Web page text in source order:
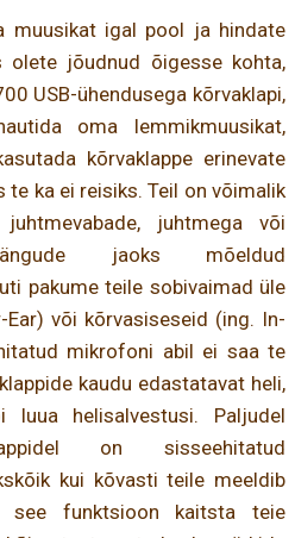
muusikat igal pool ja hindate
olete jõudnud õigesse kohta,
USB-ühendusega kõrvaklapi,
oma lemmikmuusikat,
kõrvaklappe erinevate
te ka ei reisiks. Teil on võimalik
juhtmega või
jaoks mõeldud
pakume teile sobivaimad üle
Ear) või kõrvasiseseid (ing. In-
mikrofoni abil ei saa te
kaudu edastatavat heli,
helisalvestusi. Paljudel
on sisseehitatud
kui kõvasti teile meeldib
see funktsioon kaitsta teie